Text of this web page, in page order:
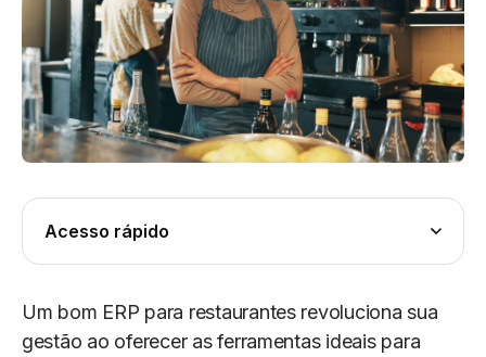
Acesso rápido
Um bom ERP para restaurantes revoluciona sua
gestão ao oferecer as ferramentas ideais para